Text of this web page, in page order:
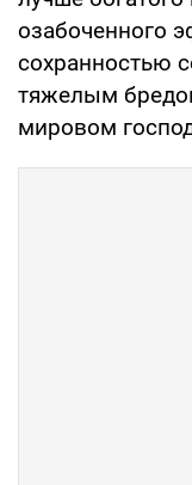
озабоченного
сохранностью
тяжелым
мировом